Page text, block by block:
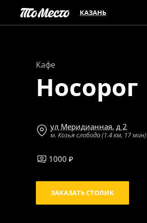
КАЗАНЬ
Кафе
Носорог
ул Меридианная, д 2
м. Козья слобода (1.4 км, 17 мин)
1000 ₽
ЗАКАЗАТЬ СТОЛИК